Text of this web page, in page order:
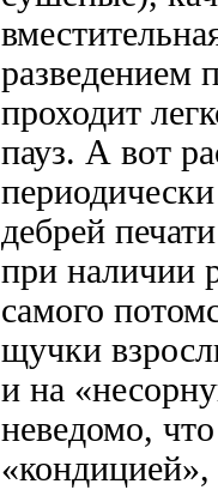
разведением
проходит
пауз. А вот
дебрей
при наличии
самого
щучки
и на
неведомо,